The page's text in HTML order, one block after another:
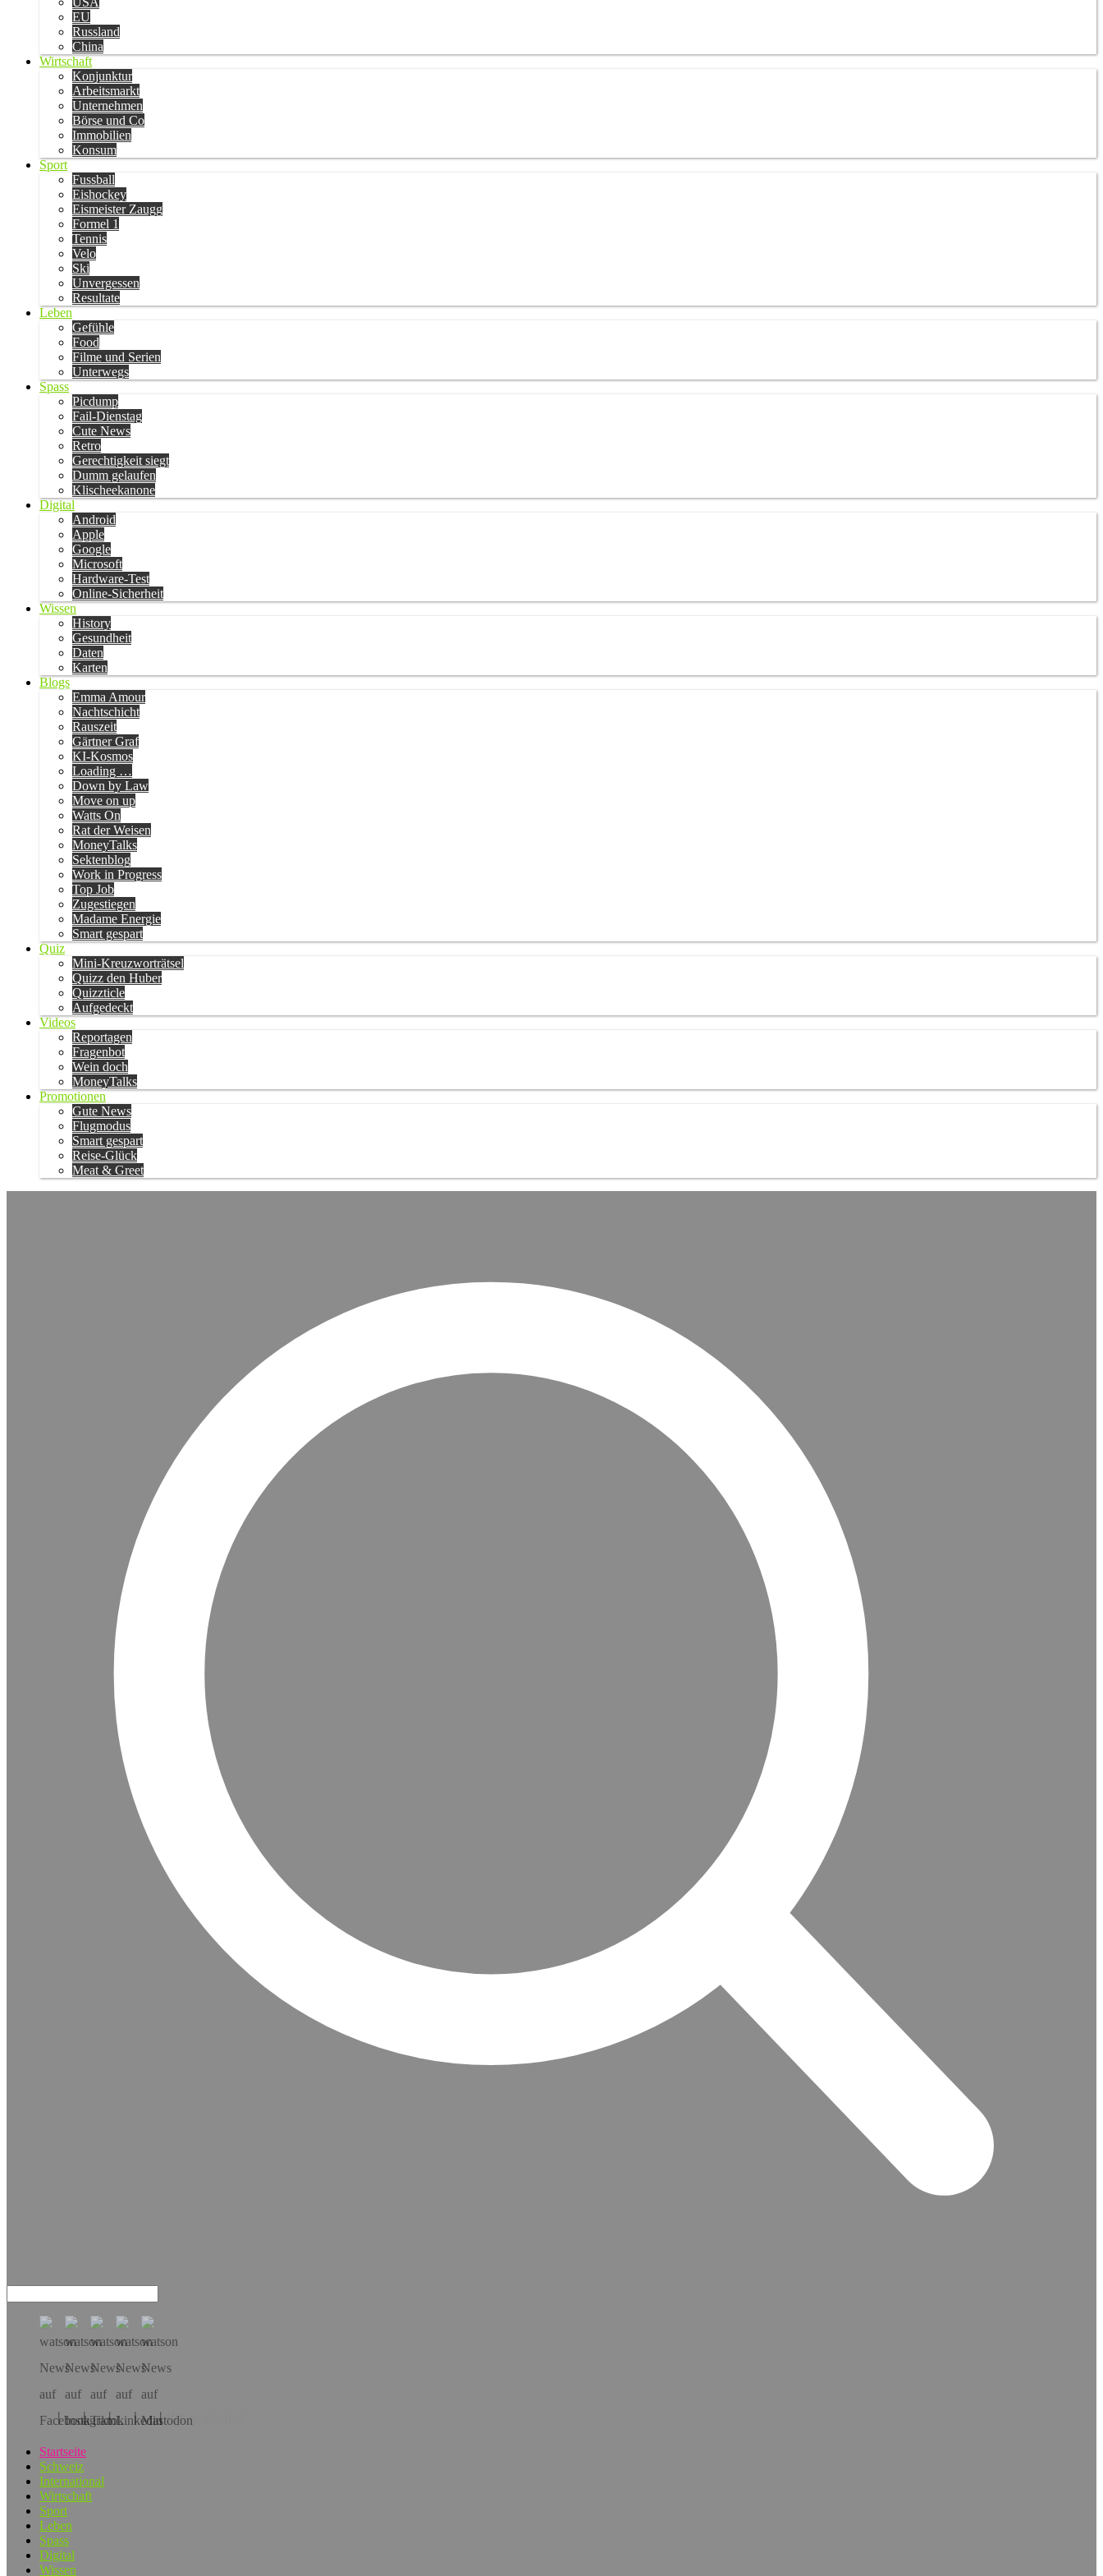
EU
Russland
China
Wirtschaft
Konjunktur
Arbeitsmarkt
Unternehmen
Börse und Co
Immobilien
Konsum
Sport
Fussball
Eishockey
Eismeister Zaugg
Formel 1
Tennis
Velo
Ski
Unvergessen
Resultate
Leben
Gefühle
Food
Filme und Serien
Unterwegs
Spass
Picdump
Fail-Dienstag
Cute News
Retro
Gerechtigkeit siegt
Dumm gelaufen
Klischeekanone
Digital
Android
Apple
Google
Microsoft
Hardware-Test
Online-Sicherheit
Wissen
History
Gesundheit
Daten
Karten
Blogs
Emma Amour
Nachtschicht
Rauszeit
Gärtner Graf
KI-Kosmos
Loading …
Down by Law
Move on up
Watts On
Rat der Weisen
MoneyTalks
Sektenblog
Work in Progress
Top Job
Zugestiegen
Madame Energie
Smart gespart
Quiz
Mini-Kreuzworträtsel
Quizz den Huber
Quizzticle
Aufgedeckt
Videos
Reportagen
Fragenbot
Wein doch
MoneyTalks
Promotionen
Gute News
Flugmodus
Smart gespart
Reise-Glück
Meat & Greet
Hol dir die App!
Startseite
Schweiz
International
Wirtschaft
Sport
Leben
Spass
Digital
Wissen